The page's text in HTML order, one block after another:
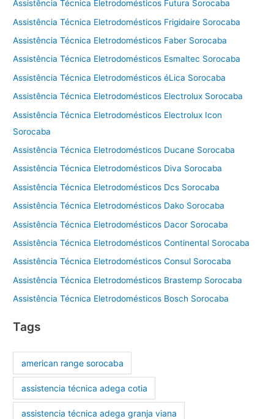
Assistência Técnica Eletrodomésticos Futura Sorocaba
Assistência Técnica Eletrodomésticos Frigidaire Sorocaba
Assistência Técnica Eletrodomésticos Faber Sorocaba
Assistência Técnica Eletrodomésticos Esmaltec Sorocaba
Assistência Técnica Eletrodomésticos éLica Sorocaba
Assistência Técnica Eletrodomésticos Electrolux Sorocaba
Assistência Técnica Eletrodomésticos Electrolux Icon
Sorocaba
Assistência Técnica Eletrodomésticos Ducane Sorocaba
Assistência Técnica Eletrodomésticos Diva Sorocaba
Assistência Técnica Eletrodomésticos Dcs Sorocaba
Assistência Técnica Eletrodomésticos Dako Sorocaba
Assistência Técnica Eletrodomésticos Dacor Sorocaba
Assistência Técnica Eletrodomésticos Continental Sorocaba
Assistência Técnica Eletrodomésticos Consul Sorocaba
Assistência Técnica Eletrodomésticos Brastemp Sorocaba
Assistência Técnica Eletrodomésticos Bosch Sorocaba
Tags
american range sorocaba
assistencia técnica adega cotia
assistencia técnica adega granja viana